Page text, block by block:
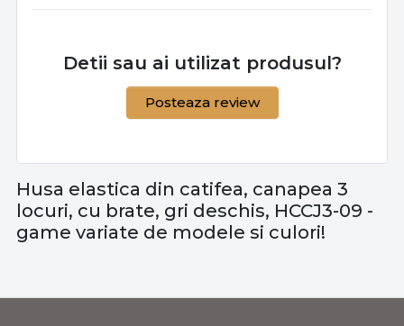
Detii sau ai utilizat produsul?
Posteaza review
Husa elastica din catifea, canapea 3
locuri, cu brate, gri deschis, HCCJ3-09 -
game variate de modele si culori!